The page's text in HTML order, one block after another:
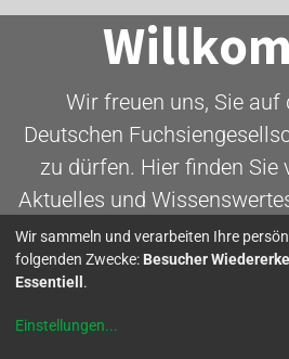
Wir freuen uns, Sie auf
Deutschen
zu dürfen. Hier finden Sie
Aktuelles und
- die
Wir sammeln und verarbeiten Ihre
folgenden Zwecke: Besucher
Essentiell .
Einstellungen...